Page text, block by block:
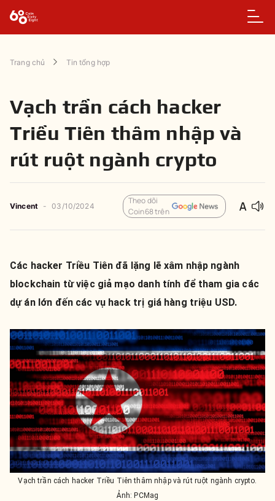
Trang chủ Tin tổng hợp
Vạch trần cách hacker
Triều Tiên thâm nhập và
rút ruột ngành crypto
Vincent - 03/10/2024
Theo dõi
Coin68 trên
Các hacker Triều Tiên đã lặng lẽ xâm nhập ngành
blockchain từ việc giả mạo danh tính để tham gia các
dự án lớn đến các vụ hack trị giá hàng triệu USD.
Vạch trần cách hacker Triều Tiên thâm nhập và rút ruột ngành crypto.
Ảnh: PCMag